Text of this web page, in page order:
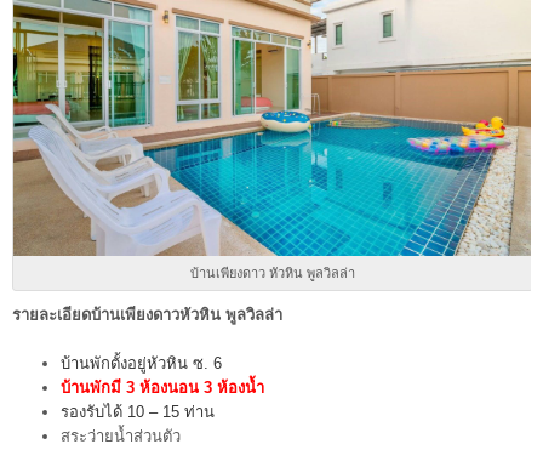
บ้านเพียงดาว หัวหิน พูลวิลล่า
รายละเอียดบ้านเพียงดาวหัวหิน พูลวิลล่า
บ้านพักตั้งอยู่หัวหิน ซ. 6
บ้านพักมี 3 ห้องนอน 3 ห้องน้ำ
รองรับได้ 10 – 15 ท่าน
สระว่ายน้ำส่วนตัว